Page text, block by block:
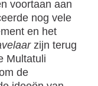
voortaan aan
nog vele
en het
zijn terug
Multatuli
de